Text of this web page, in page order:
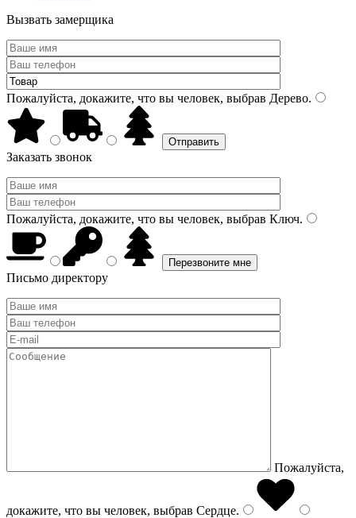
Вызвать замерщика
Пожалуйста, докажите, что вы человек, выбрав Дерево.
Заказать звонок
Пожалуйста, докажите, что вы человек, выбрав Ключ.
Письмо директору
Пожалуйста,
докажите, что вы человек, выбрав Сердце.